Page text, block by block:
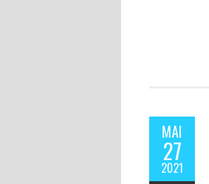
MAI
27
2021